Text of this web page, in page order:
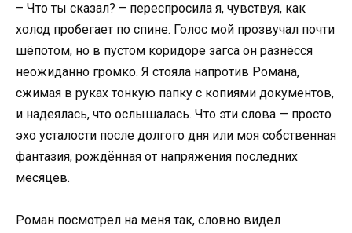
– Что ты сказал? – переспросила я, чувствуя, как
холод пробегает по спине. Голос мой прозвучал почти
шёпотом, но в пустом коридоре загса он разнёсся
неожиданно громко. Я стояла напротив Романа,
сжимая в руках тонкую папку с копиями документов,
и надеялась, что ослышалась. Что эти слова — просто
эхо усталости после долгого дня или моя собственная
фантазия, рождённая от напряжения последних
месяцев.
Роман посмотрел на меня так, словно видел